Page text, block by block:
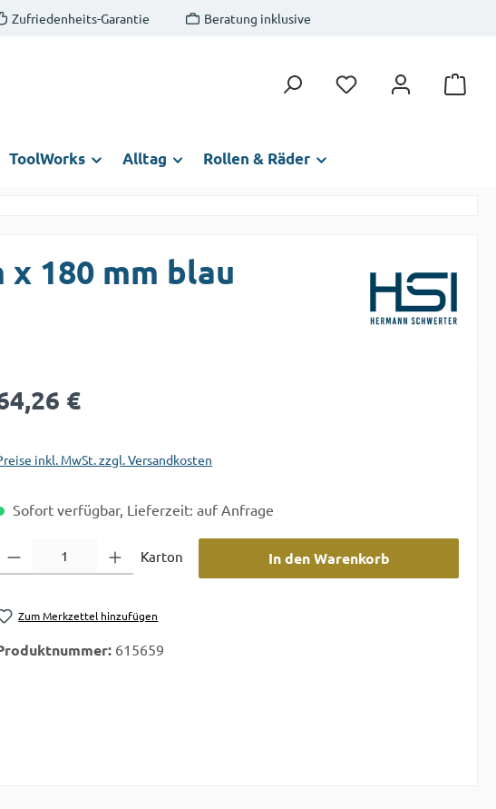
Zufriedenheits-Garantie Beratung inklusive
Du hast 0 Produkte auf
ToolWorks Alltag Rollen & Räder
x 180 mm blau
Preis:
€
inkl. MwSt. zzgl. Versandkosten
Sofort verfügbar, Lieferzeit: auf Anfrage
Karton In den Warenkorb
Zum Merkzettel hinzufügen
615659